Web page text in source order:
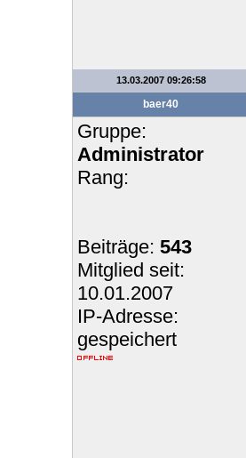
13.03.2007 09:26:58
baer40
Gruppe:
Administrator
Rang:
Beiträge: 543
Mitglied seit:
10.01.2007
IP-Adresse:
gespeichert